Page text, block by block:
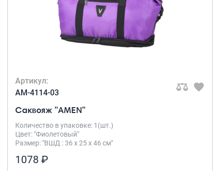
Артикул:
AM-4114-03
Саквояж "AMEN"
Количество в упаковке: 1(шт.)
Цвет: "Фиолетовый"
Размер: "ВШД : 36 х 25 х 46 см"
1078 ₽